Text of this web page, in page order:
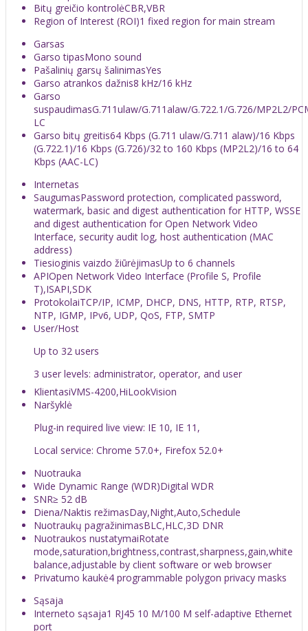
Bitų greičio kontrolėCBR,VBR
Region of Interest (ROI)1 fixed region for main stream
Garsas
Garso tipasMono sound
Pašalinių garsų šalinimasYes
Garso atrankos dažnis8 kHz/16 kHz
Garso
suspaudimasG.711ulaw/G.711alaw/G.722.1/G.726/MP2L2/
LC
Garso bitų greitis64 Kbps (G.711 ulaw/G.711 alaw)/16 Kbps
(G.722.1)/16 Kbps (G.726)/32 to 160 Kbps (MP2L2)/16 to 64
Kbps (AAC-LC)
Internetas
SaugumasPassword protection, complicated password,
watermark, basic and digest authentication for HTTP, WSSE
and digest authentication for Open Network Video
Interface, security audit log, host authentication (MAC
address)
Tiesioginis vaizdo žiūrėjimasUp to 6 channels
APIOpen Network Video Interface (Profile S, Profile
T),ISAPI,SDK
ProtokolaiTCP/IP, ICMP, DHCP, DNS, HTTP, RTP, RTSP,
NTP, IGMP, IPv6, UDP, QoS, FTP, SMTP
User/Host
Up to 32 users
3 user levels: administrator, operator, and user
KlientasiVMS-4200,HiLookVision
Naršyklė
Plug-in required live view: IE 10, IE 11,
Local service: Chrome 57.0+, Firefox 52.0+
Nuotrauka
Wide Dynamic Range (WDR)Digital WDR
SNR≥ 52 dB
Diena/Naktis režimasDay,Night,Auto,Schedule
Nuotraukų pagražinimasBLC,HLC,3D DNR
Nuotraukos nustatymaiRotate
mode,saturation,brightness,contrast,sharpness,gain,white
balance,adjustable by client software or web browser
Privatumo kaukė4 programmable polygon privacy masks
Sąsaja
Interneto sąsaja1 RJ45 10 M/100 M self-adaptive Ethernet
port